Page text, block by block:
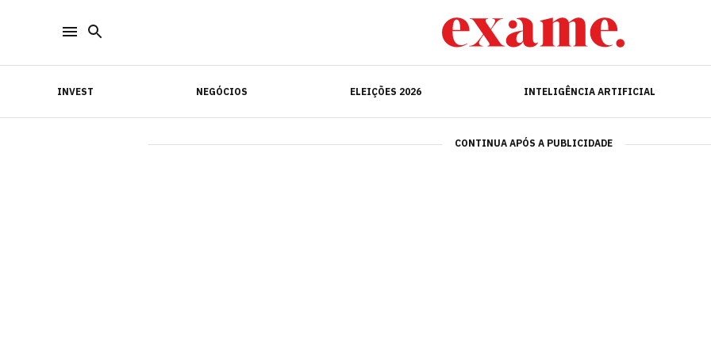
INVEST NEGÓCIOS ELEIÇÕES 2026 INTELIGÊNCIA ARTIFICIAL
INVEST INTELIGÊNCIA ARTIFICIAL
CONTINUA APÓS A PUBLICIDADE